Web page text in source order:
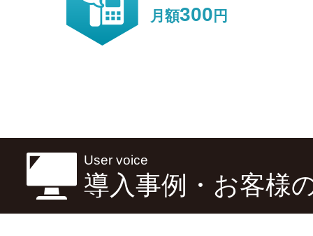
月額300 円
User voice
導入事例・お客様